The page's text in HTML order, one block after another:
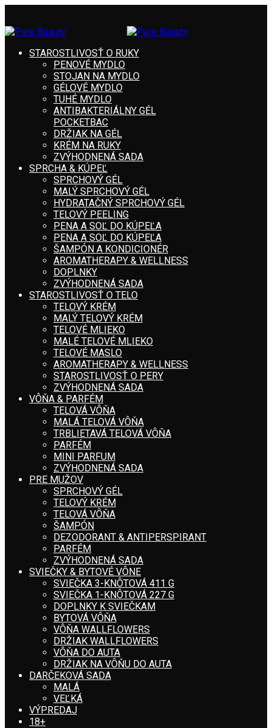
STAROSTLIVOSŤ O RUKY
PENOVÉ MYDLO
STOJAN NA MYDLO
GÉLOVÉ MYDLO
TUHÉ MYDLO
ANTIBAKTERIÁLNY GÉL
POCKETBAC
DRŽIAK NA GÉL
KRÉM NA RUKY
ZVÝHODNENÁ SADA
SPRCHA & KÚPEĽ
SPRCHOVÝ GÉL
MALÝ SPRCHOVÝ GÉL
HYDRATAČNÝ SPRCHOVÝ GÉL
TELOVÝ PEELING
PENA A SOĽ DO KÚPEĽA
PENA A SOĽ DO KÚPEĽA
ŠAMPÓN A KONDICIONÉR
AROMATHERAPY & WELLNESS
DOPLNKY
ZVÝHODNENÁ SADA
STAROSTLIVOSŤ O TELO
TELOVÝ KRÉM
MALÝ TELOVÝ KRÉM
TELOVÉ MLIEKO
MALÉ TELOVÉ MLIEKO
TELOVÉ MASLO
AROMATHERAPY & WELLNESS
STAROSTLIVOSŤ O PERY
ZVÝHODNENÁ SADA
VÔŇA & PARFÉM
TELOVÁ VÔŇA
MALÁ TELOVÁ VÔŇA
TRBLIETAVÁ TELOVÁ VÔŇA
PARFÉM
MINI PARFUM
ZVÝHODNENÁ SADA
PRE MUŽOV
SPRCHOVÝ GÉL
TELOVÝ KRÉM
TELOVÁ VÔŇA
ŠAMPÓN
DEZODORANT & ANTIPERSPIRANT
PARFÉM
ZVÝHODNENÁ SADA
SVIEČKY & BYTOVÉ VÔNE
SVIEČKA 3-KNÔTOVÁ 411 G
SVIEČKA 1-KNÔTOVÁ 227 G
DOPLNKY K SVIEČKAM
BYTOVÁ VÔŇA
VÔŇA WALLFLOWERS
DRŽIAK WALLFLOWERS
VÔŇA DO AUTA
DRŽIAK NA VÔŇU DO AUTA
DARČEKOVÁ SADA
MALÁ
VEĽKÁ
VÝPREDAJ
18+